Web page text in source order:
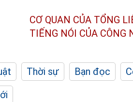
CƠ QUAN CỦA TỔNG
TIẾNG NÓI CỦA CÔNG
Thời sự Bạn đọc